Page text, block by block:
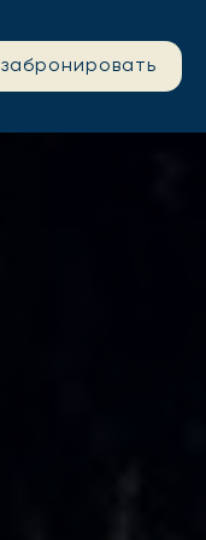
забронировать